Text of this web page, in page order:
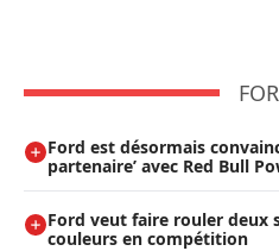
Ford est désormais
partenaire’ avec Red Bull
Ford veut faire rouler deux
couleurs en compétition